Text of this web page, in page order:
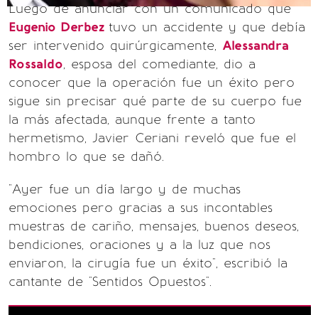
Luego de anunciar con un comunicado que
Eugenio Derbez tuvo un accidente y que debía
ser intervenido quirúrgicamente, Alessandra
Rossaldo, esposa del comediante, dio a
conocer que la operación fue un éxito pero
sigue sin precisar qué parte de su cuerpo fue
la más afectada, aunque frente a tanto
hermetismo, Javier Ceriani reveló que fue el
hombro lo que se dañó.
"Ayer fue un día largo y de muchas
emociones pero gracias a sus incontables
muestras de cariño, mensajes, buenos deseos,
bendiciones, oraciones y a la luz que nos
enviaron, la cirugía fue un éxito", escribió la
cantante de "Sentidos Opuestos".